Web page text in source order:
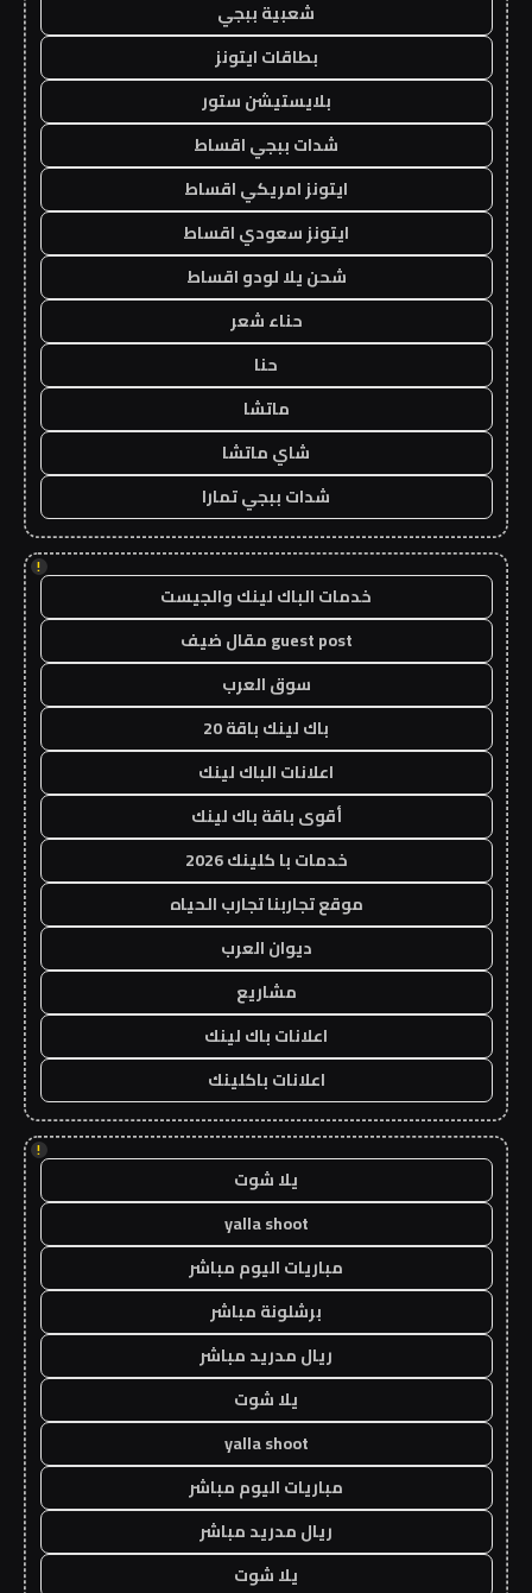
شعبية ببجي
بطاقات ايتونز
بلايستيشن ستور
شدات ببجي اقساط
ايتونز امريكي اقساط
ايتونز سعودي اقساط
شحن يلا لودو اقساط
حناء شعر
حنا
ماتشا
شاي ماتشا
شدات ببجي تمارا
!
خدمات الباك لينك والجيست
guest post مقال ضيف
سوق العرب
باك لينك باقة 20
اعلانات الباك لينك
أقوى باقة باك لينك
خدمات با كلينك 2026
موقع تجاربنا تجارب الحياه
ديوان العرب
مشاريع
اعلانات باك لينك
اعلانات باكلينك
!
يلا شوت
yalla shoot
مباريات اليوم مباشر
برشلونة مباشر
ريال مدريد مباشر
يلا شوت
yalla shoot
مباريات اليوم مباشر
ريال مدريد مباشر
يلا شوت